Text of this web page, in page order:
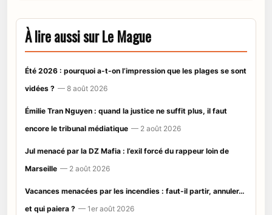
À lire aussi sur Le Mague
Été 2026 : pourquoi a-t-on l’impression que les plages se sont
vidées ? — 8 août 2026
Émilie Tran Nguyen : quand la justice ne suffit plus, il faut
encore le tribunal médiatique — 2 août 2026
Jul menacé par la DZ Mafia : l’exil forcé du rappeur loin de
Marseille — 2 août 2026
Vacances menacées par les incendies : faut-il partir, annuler…
et qui paiera ? — 1er août 2026